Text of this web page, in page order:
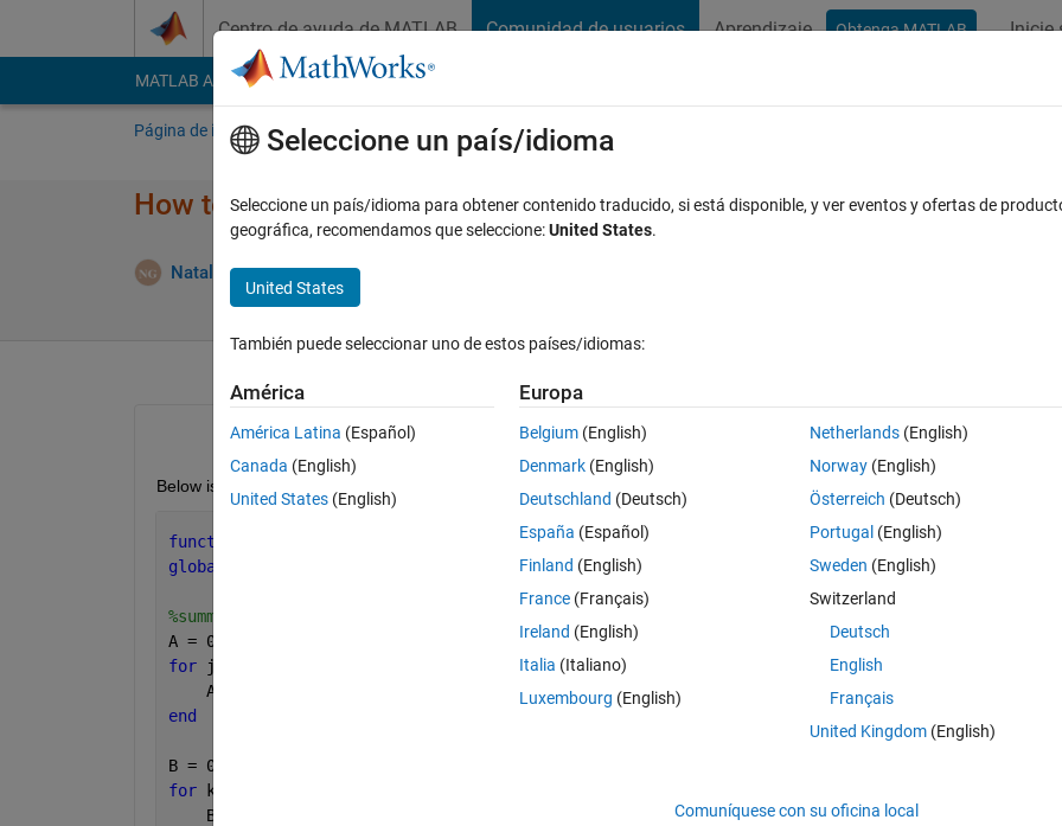
Centro de ayuda de MATLAB Comunidad de usuarios Aprendizaje Obtenga MATLAB Inicie
MATLAB Answers File Exchange Cody
Página de inicio Preguntar Examinar
How to fix "index exceeds number of arrays error (1)" on my code
Natalia Gonzalez 21 Feb. 2019
Abrir en MATLAB Online
Below is my function script:
function
global
n aEG aCBH aBG Km1 Km2 Km3 Kg1 Kg2 Kg3 Kc1 Kc2 c0
%summations
A = 0;
for
j = 3:n
    A = A + c(j);
end
B = 0;
for k=3:n
    B = B +(k-1)*c(k);
Seleccione un país/idioma
Seleccione un país/idioma para obtener contenido traducido, si está disponible, y ver eventos y ofertas de
geográfica, recomendamos que seleccione:United States.
United States
También puede seleccionar uno de estos países/idiomas:
América
América Latina (Español)
Canada (English)
United States (English)
Europa
Belgium (English)
Denmark (English)
Deutschland (Deutsch)
España (Español)
Finland (English)
France (Français)
Ireland (English)
Italia (Italiano)
Luxembourg (English)
Netherlands(English)
Norway(English)
Österreich (Deutsch)
Portugal (English)
Sweden (English)
Switzerland
Deutsch
English
Français
United Kingdom(English)
Comuníquese con su oficina local